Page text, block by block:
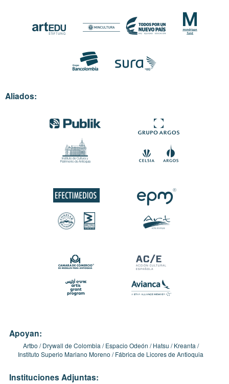
Aliados:
Apoyan:
Artbo Drywall de Colombia Espacio Odeón Hatsu
Kreanta
Instituto Superio Mariano Moreno
Fábrica de Licores de Antioquia
Instituciones Adjuntas: